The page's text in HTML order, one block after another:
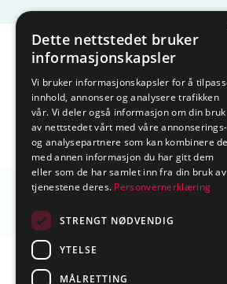
Sentralbord tlf.74 85 55 10
Epost:
Org.nr.: NO 936 285 244
[Personvern] [Kjøpsvilkår]
[Åpenhetsloven]
Dette nettstedet bruker
informasjonskapsler
Vi bruker informasjonskapsler for å
innhold, annonser og analysere trafikken
vår. Vi deler også informasjon om din bruk
av nettstedet vårt med våre annonserings-
og analysepartnere som kan kombinere
med annen informasjon du har gitt dem
eller som de har samlet inn fra din bruk av
tjenestene deres. Personvernerklæring
STRENGT NØDVENDIG
YTELSE
MÅLRETTING